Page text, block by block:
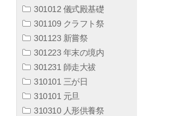
301012 儀式殿基礎
301109 クラフト祭
301123 新嘗祭
301223 年末の境内
301231 師走大祓
310101 三が日
310101 元旦
310310 人形供養祭